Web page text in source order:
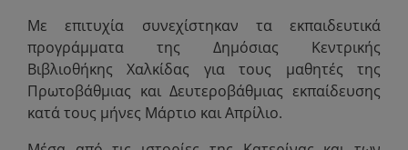
Με επιτυχία συνεχίστηκαν τα εκπαιδευτικά
προγράμματα της Δημόσιας Κεντρικής
Βιβλιοθήκης Χαλκίδας για τους μαθητές της
Πρωτοβάθμιας και Δευτεροβάθμιας εκπαίδευσης
κατά τους μήνες Μάρτιο και Απρίλιο.